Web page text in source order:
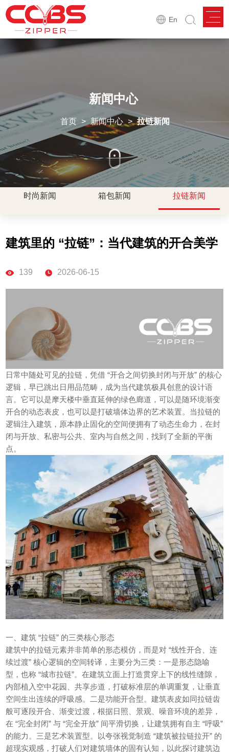
En
新闻中心
首页 > 新闻中心 > 拉链新闻
时尚新闻 箱包新闻 拉链新闻
建筑里的 “拉链”：当代建筑的开合美学
139 2026-06-15
日常中随处可见的拉链，凭借 “开合之间切换封闭与开放” 的核心
逻辑，早已跳出日用品范畴，成为当代建筑极具创意的设计语
言。它可以是摩天楼中垂直延伸的绿色廊道，可以是随环境渐变
开合的动态表皮，也可以是打破墙体边界的艺术装置。当拉链的
逻辑注入建筑，原本静止固化的空间便拥有了动态生命力，在封
闭与开放、私密与公共、室内与自然之间，找到了全新的平衡
点。
一、建筑 “拉链” 的三类核心形态
建筑中的拉链元素并非简单的形态模仿，而是对 “线性开合、连
续过渡” 核心逻辑的空间转译，主要分为三类：一是形态隐喻
型，也称 “城市拉链”。在建筑立面上打造贯穿上下的线性缝隙，
内部植入空中花园、共享步道，打破标准层的单调重复，让垂直
空间生出连续的呼吸感。二是功能开合型。建筑表皮如同拉链齿
般可逐段开合、渐变过渡，根据日照、景观、噪音环境的差异，
在 “完全封闭” 与 “完全开放” 间平滑切换，让建筑拥有自主 “呼吸”
的能力。三是艺术装置型。以夸张视觉制造 “建筑被拉链拉开” 的
超现实观感，打破人们对建筑墙体的固有认知，以此探讨建筑边